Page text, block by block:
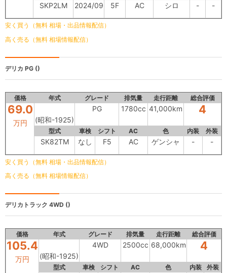
SKP2LM 2024/09 5F AC シロ - -
安く買う（無料 相場・出品情報配信）
高く売る（無料 相場情報配信）
デリカ PG ()
価格 年式 グレード 排気量 走行距離 総合評価
69.0
万円 (昭和-1925)
PG 1780cc 41,000km 4
型式 車検 シフト AC 色 内装 外装
SK82TM なし F5 AC ゲンシャ - -
安く買う（無料 相場・出品情報配信）
高く売る（無料 相場情報配信）
デリカトラック 4WD ()
価格 年式 グレード 排気量 走行距離 総合評価
105.4
万円 (昭和-1925)
4WD 2500cc 68,000km 4
型式 車検 シフト AC 色 内装 外装